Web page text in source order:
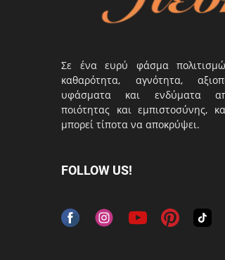
Σε ένα ευρύ φάσμα
καθαρότητα, αγνότητα,
υφάσματα και ενδύματα
ποιότητας και εμπιστοσύνης,
μπορεί τίποτα να αποκρύψει.
FOLLOW US!